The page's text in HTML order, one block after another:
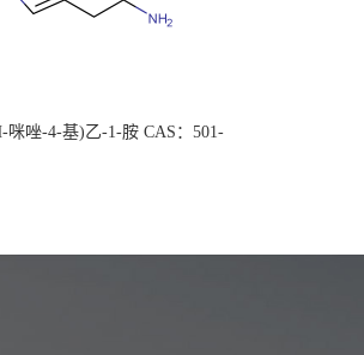
咪唑-4-基)乙-1-胺 CAS：501-